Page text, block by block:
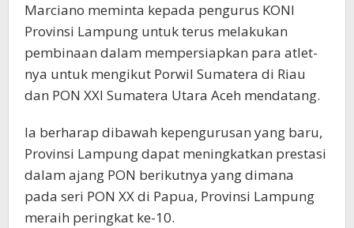
Marciano meminta kepada pengurus KONI
Provinsi Lampung untuk terus melakukan
pembinaan dalam mempersiapkan para atlet-
nya untuk mengikut Porwil Sumatera di Riau
dan PON XXI Sumatera Utara Aceh mendatang.
Ia berharap dibawah kepengurusan yang baru,
Provinsi Lampung dapat meningkatkan prestasi
dalam ajang PON berikutnya yang dimana
pada seri PON XX di Papua, Provinsi Lampung
meraih peringkat ke-10.